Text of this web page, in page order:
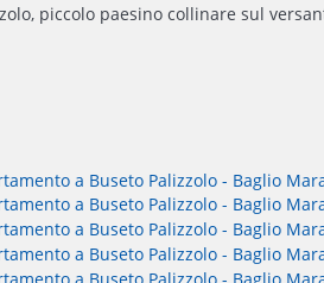
piccolo paesino collinare sul